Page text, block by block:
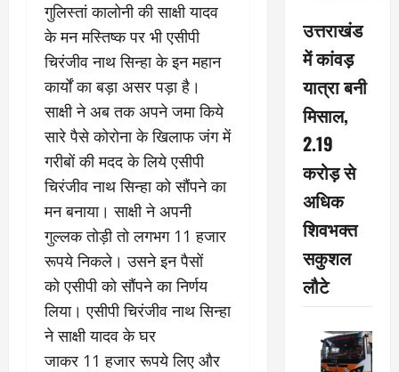
गुलिस्तां कालोनी की साक्षी यादव
के मन मस्तिष्क पर भी एसीपी
चिरंजीव नाथ सिन्हा के इन महान
कार्यों का बड़ा असर पड़ा है।
साक्षी ने अब तक अपने जमा किये
सारे पैसे कोरोना के खिलाफ जंग में
गरीबों की मदद के लिये एसीपी
चिरंजीव नाथ सिन्हा को सौंपने का
मन बनाया। साक्षी ने अपनी
गुल्लक तोड़ी तो लगभग 11 हजार
रूपये निकले। उसने इन पैसों
को एसीपी को सौंपने का निर्णय
लिया। एसीपी चिरंजीव नाथ सिन्हा
ने साक्षी यादव के घर
जाकर 11 हजार रूपये लिए और
उत्तराखंड
में कांवड़
यात्रा बनी
मिसाल,
2.19
करोड़ से
अधिक
शिवभक्त
सकुशल
लौटे